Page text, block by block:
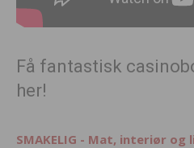
Få fantastisk
her!
SMAKELIG - Mat, interiør og